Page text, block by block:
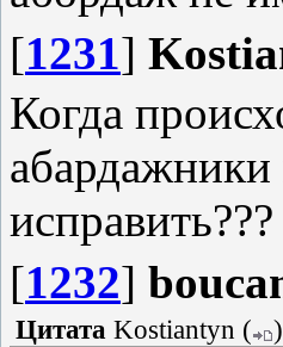
[1231]
Когда
абардажники
исправить???
[1232]
Цитата Kostiantyn ( )